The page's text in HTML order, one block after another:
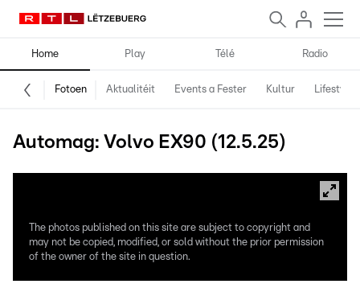
Home Play Télé Radio
Fotoen Aktualitéit Events a Fester Kultur Lifestyle
Automag: Volvo EX90 (12.5.25)
The photos published on this site are subject to copyright and
may not be copied, modified, or sold without the prior permission
of the owner of the site in question.